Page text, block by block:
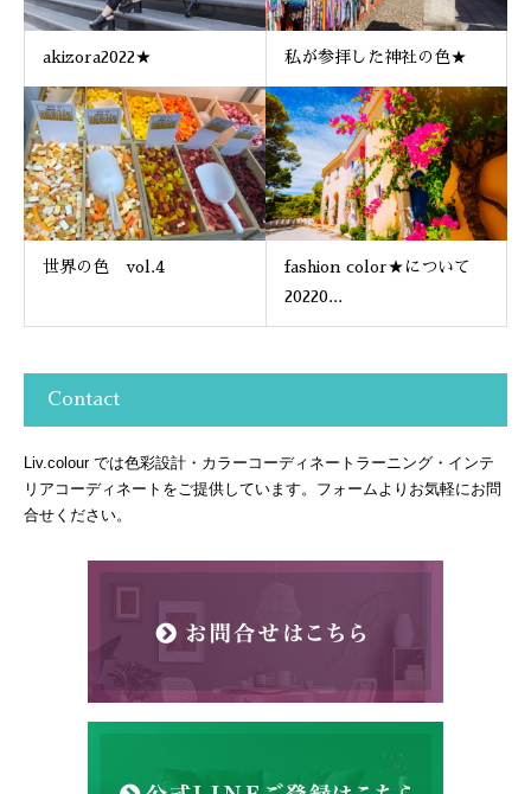
akizora2022★ 私が参拝した神社の色★
世界の色 vol.4
fashion color★について
20220...
Contact
Liv.colour では色彩設計・カラーコーディネートラーニング・インテ
リアコーディネートをご提供しています。フォームよりお気軽にお問
合せください。